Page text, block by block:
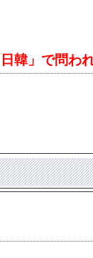
韓」で問わ